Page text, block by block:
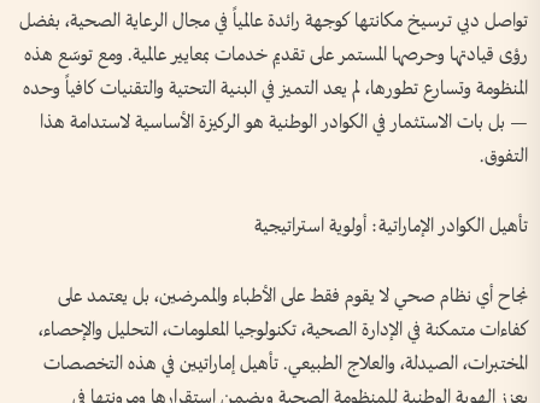
تواصل دبي ترسيخ مكانتها كوجهة رائدة عالمياً في مجال الرعاية الصحية، بفضل
رؤى قيادتها وحرصها المستمر على تقديم خدمات بمعايير عالمية. ومع توسّع هذه
المنظومة وتسارع تطورها، لم يعد التميز في البنية التحتية والتقنيات كافياً وحده
— بل بات الاستثمار في الكوادر الوطنية هو الركيزة الأساسية لاستدامة هذا
التفوق.
تأهيل الكوادر الإماراتية: أولوية استراتيجية
نجاح أي نظام صحي لا يقوم فقط على الأطباء والممرضين، بل يعتمد على
كفاءات متمكنة في الإدارة الصحية، تكنولوجيا المعلومات، التحليل والإحصاء،
المختبرات، الصيدلة، والعلاج الطبيعي. تأهيل إماراتيين في هذه التخصصات